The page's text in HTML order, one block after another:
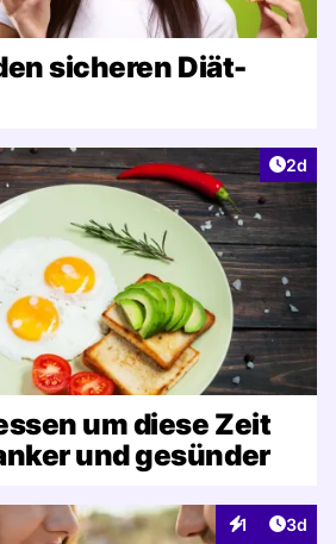
sicheren Diät-
2d
um diese Zeit
und gesünder
1
Interaktionen
3d